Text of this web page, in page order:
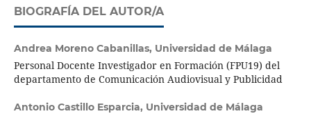
BIOGRAFÍA DEL AUTOR/A
Andrea Moreno Cabanillas, Universidad de Málaga
Personal Docente Investigador en Formación (FPU19) del
departamento de Comunicación Audiovisual y Publicidad
Antonio Castillo Esparcia, Universidad de Málaga